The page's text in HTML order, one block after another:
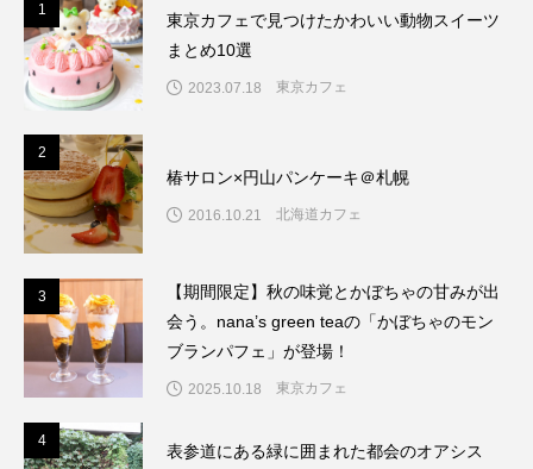
1
東京カフェで見つけたかわいい動物スイーツ
まとめ10選
2023.07.18 東京カフェ
2
椿サロン×円山パンケーキ＠札幌
2016.10.21 北海道カフェ
3
【期間限定】秋の味覚とかぼちゃの甘みが出
会う。nana’s green teaの「かぼちゃのモン
ブランパフェ」が登場！
2025.10.18 東京カフェ
4
表参道にある緑に囲まれた都会のオアシス